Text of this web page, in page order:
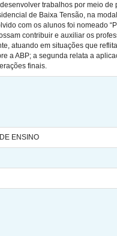
trabalhos por meio de
de Baixa Tensão, na
com os alunos foi nomeado
contribuir e auxiliar os
atuando em situações que
a ABP; a segunda relata a
finais.
ENSINO